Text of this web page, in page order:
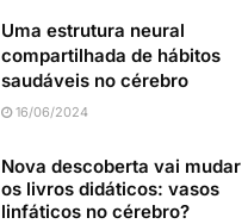
Uma estrutura neural
compartilhada de hábitos
saudáveis no cérebro
16/06/2024
Nova descoberta vai mudar
os livros didáticos: vasos
linfáticos no cérebro?